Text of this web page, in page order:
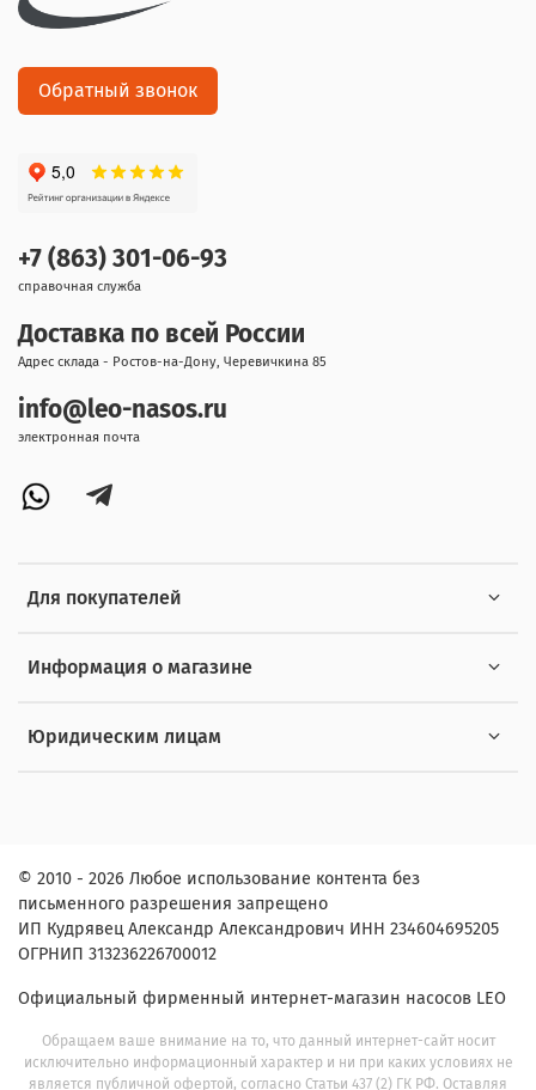
Для покупателей
Информация о магазине
Юридическим лицам
+7 (863) 301-06-93
справочная служба
Доставка по всей России
Адрес склада - Ростов-на-Дону, Черевичкина 85
info@leo-nasos.ru
электронная почта
Обратный звонок
© 2010 - 2026 Любое использование контента без
письменного разрешения запрещено
ИП Кудрявец Александр Александрович ИНН 234604695205
ОГРНИП 313236226700012
Официальный фирменный интернет-магазин насосов LEO
Обращаем ваше внимание на то, что данный интернет-сайт носит
исключительно информационный характер и ни при каких условиях не
является публичной офертой, согласно Статьи 437 (2) ГК РФ. Оставляя